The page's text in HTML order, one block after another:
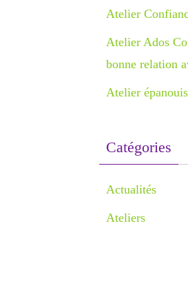
Atelier
Atelier Ados
bonne relation
Atelier
Catégories
Actualités
Ateliers